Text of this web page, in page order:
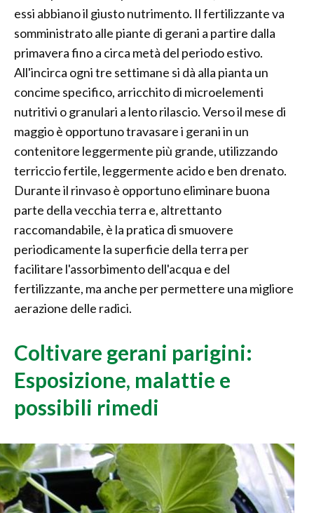
essi abbiano il giusto nutrimento. Il fertilizzante va
somministrato alle piante di gerani a partire dalla
primavera fino a circa metà del periodo estivo.
All'incirca ogni tre settimane si dà alla pianta un
concime specifico, arricchito di microelementi
nutritivi o granulari a lento rilascio. Verso il mese di
maggio è opportuno travasare i gerani in un
contenitore leggermente più grande, utilizzando
terriccio fertile, leggermente acido e ben drenato.
Durante il rinvaso è opportuno eliminare buona
parte della vecchia terra e, altrettanto
raccomandabile, è la pratica di smuovere
periodicamente la superficie della terra per
facilitare l'assorbimento dell'acqua e del
fertilizzante, ma anche per permettere una migliore
aerazione delle radici.
Coltivare gerani parigini:
Esposizione, malattie e
possibili rimedi